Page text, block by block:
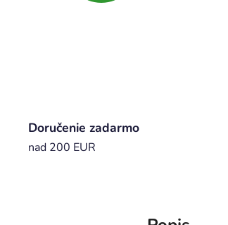
Doručenie zadarmo
nad 200 EUR